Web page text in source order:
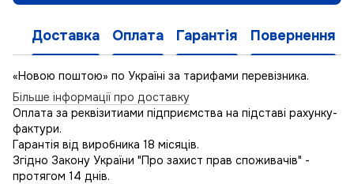
Доставка Оплата Гарантія Повернення
«Новою поштою» по Україні за тарифами перевізника.
Більше інформації про доставку
Оплата за реквізитиами підприємства на підставі рахунку-
фактури.
Гарантія від виробника 18 місяців.
Згідно Закону України "Про захист прав споживачів" -
протягом 14 днів.